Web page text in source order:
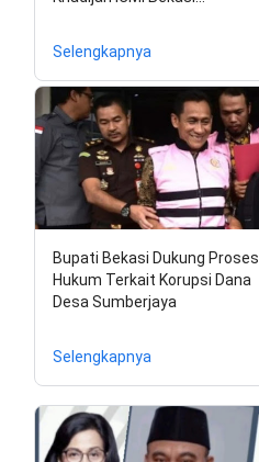
Selengkapnya
Bupati Bekasi Dukung Proses
Hukum Terkait Korupsi Dana
Desa Sumberjaya
Selengkapnya